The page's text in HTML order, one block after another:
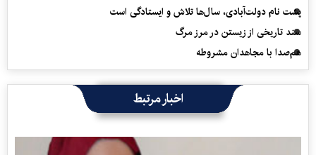
پشت نام دولت‌آبادی، سال‌ها تلاش و ایستادگی است
سند تاریخی از زیستن در مرز مرگ
هم‌صدا با مجاهدان مشروطه
اخبار مرتبط